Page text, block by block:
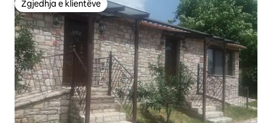
Zgjedhja e klientëve
Zgjedhja e klientëve